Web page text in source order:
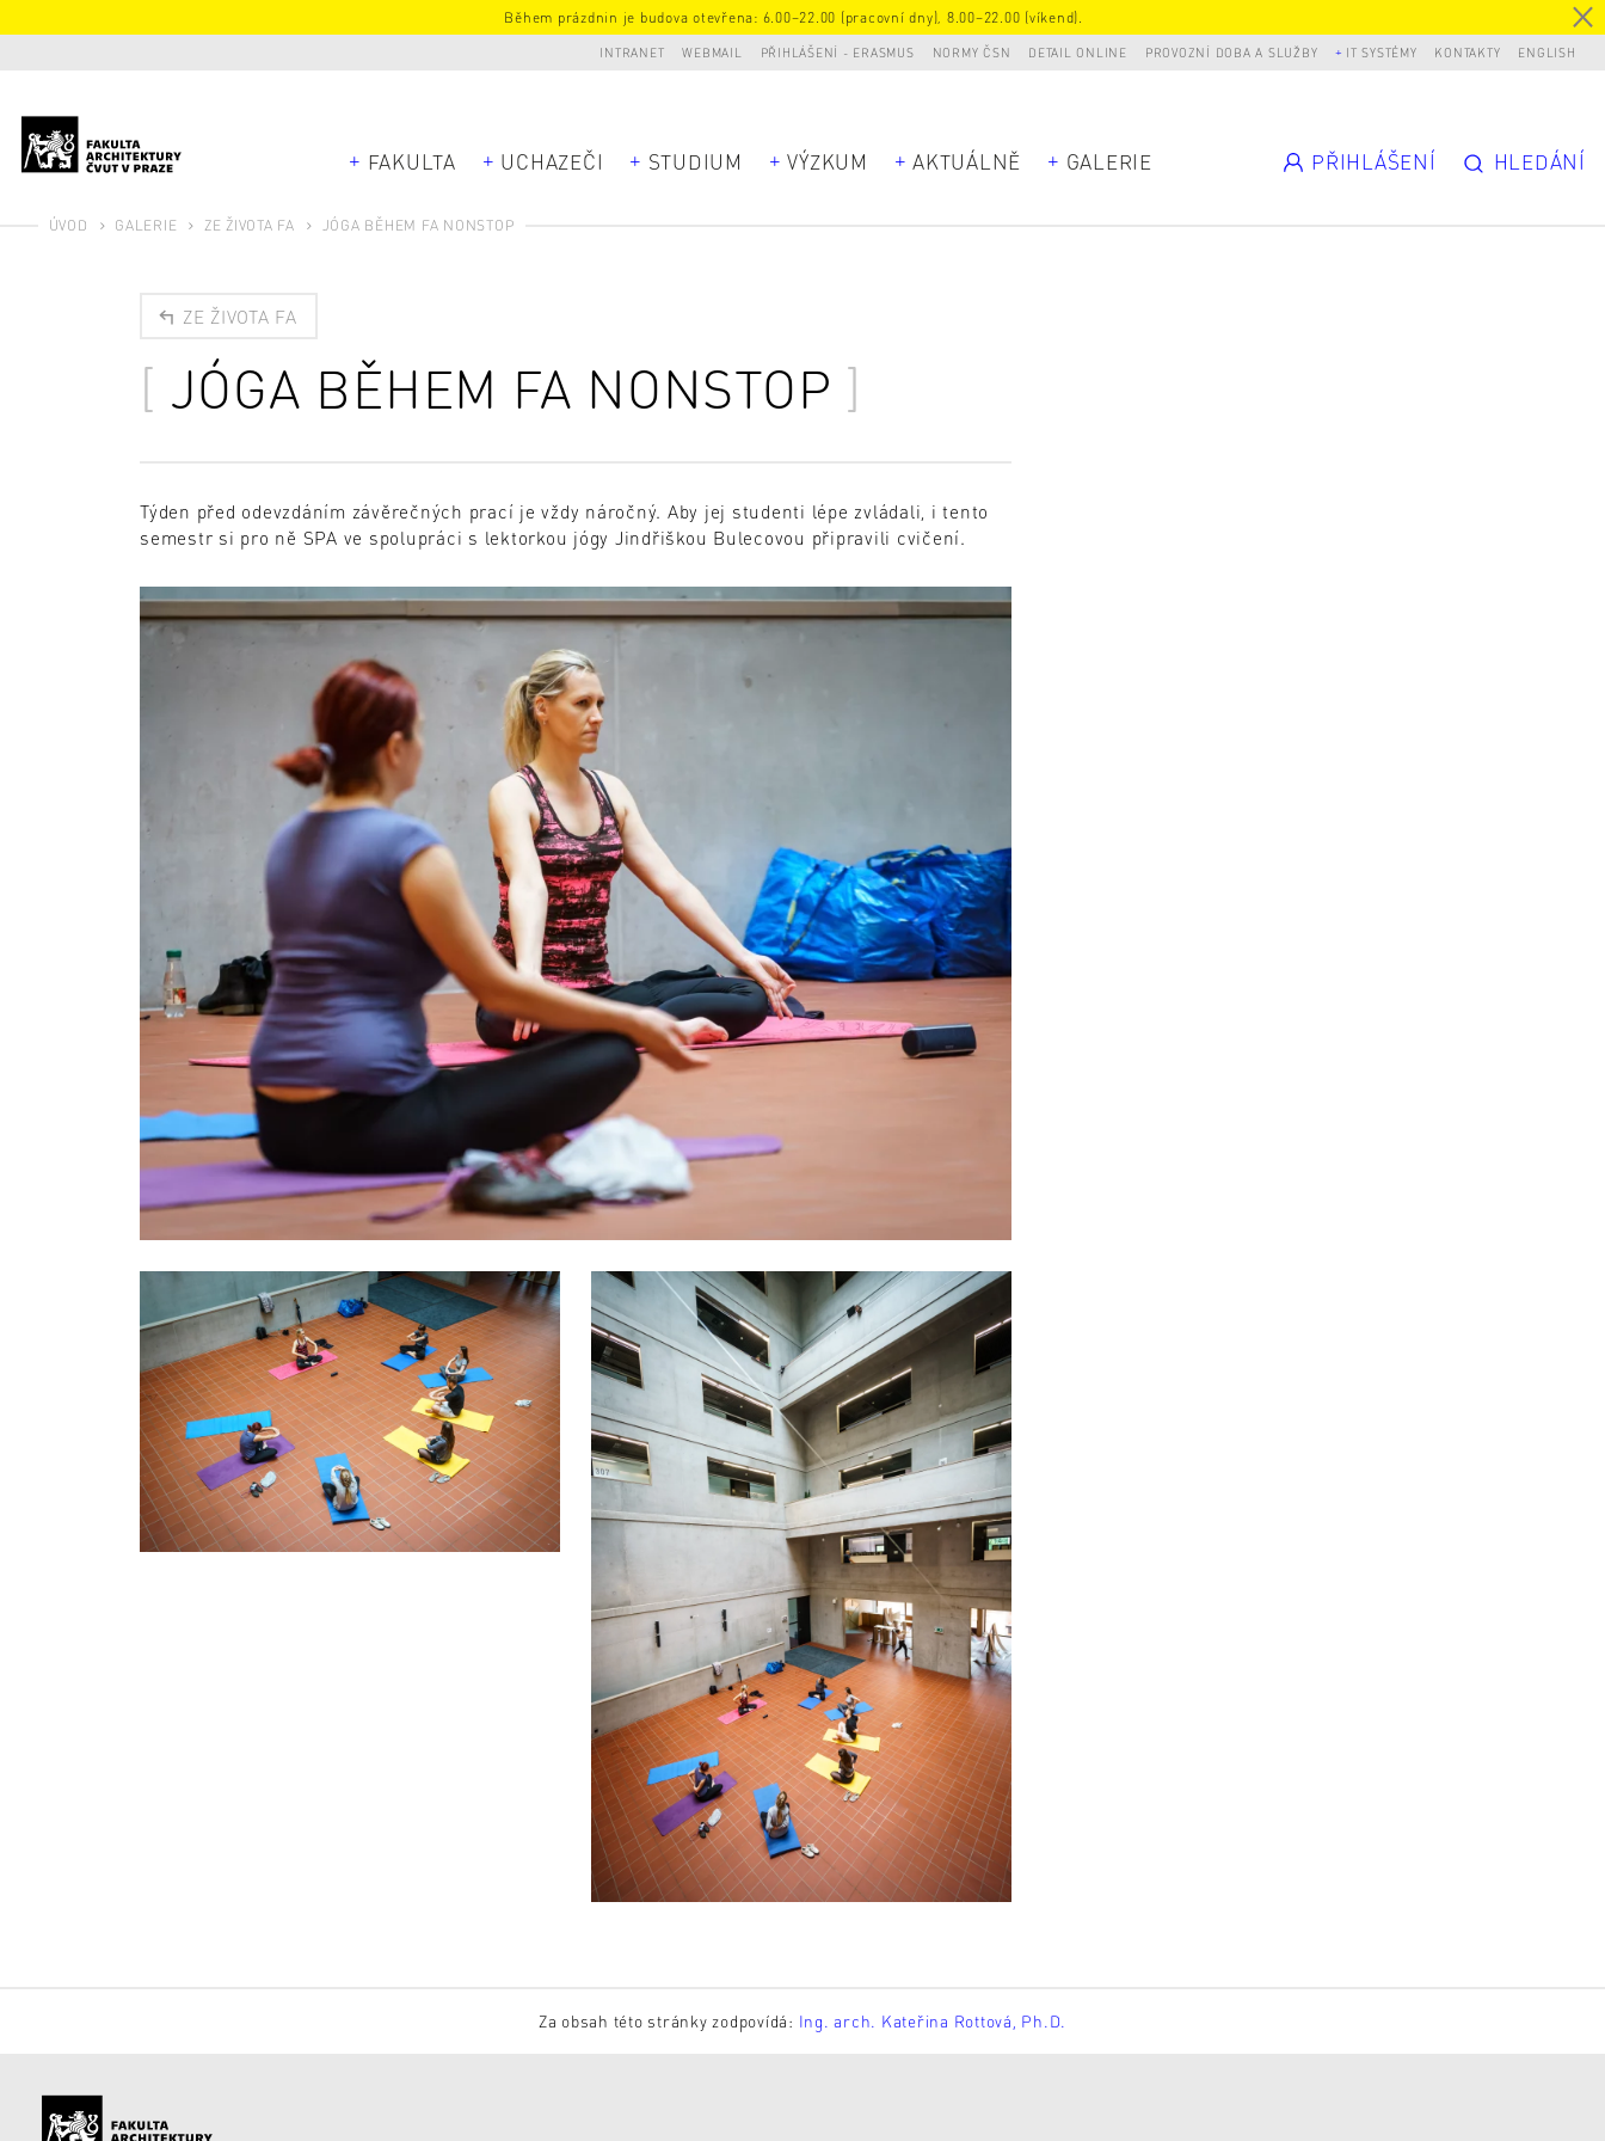
Během prázdnin je budova otevřena: 6.00–22.00 (pracovní dny), 8.00–22.00 (víkend).
INTRANET WEBMAIL PŘIHLÁŠENÍ - ERASMUS NORMY ČSN DETAIL ONLINE PROVOZNÍ DOBA A SLUŽBY IT SYSTÉMY KONTAKTY ENGLISH
FAKULTA UCHAZEČI STUDIUM VÝZKUM AKTUÁLNĚ GALERIE PŘIHLÁŠENÍ HLEDÁNÍ
ÚVOD GALERIE ZE ŽIVOTA FA JÓGA BĚHEM FA NONSTOP
ZE ŽIVOTA FA
JÓGA BĚHEM FA NONSTOP
Týden před odevzdáním závěrečných prací je vždy náročný. Aby jej studenti lépe zvládali, i tento
semestr si pro ně SPA ve spolupráci s lektorkou jógy Jindřiškou Bulecovou připravili cvičení.
Za obsah této stránky zodpovídá: Ing. arch. Kateřina Rottová, Ph.D.